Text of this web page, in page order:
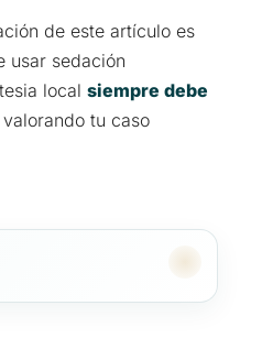
de este artículo es
usar sedación
local siempre debe
valorando tu caso